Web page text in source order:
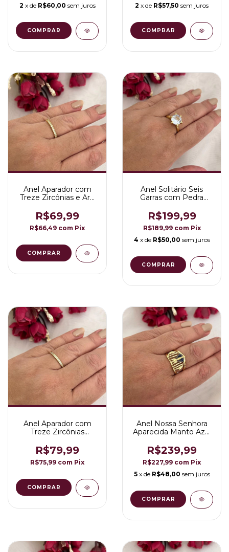
2 x de R$60,00 sem juros
COMPRAR
2 x de R$57,50 sem juros
COMPRAR
Anel Aparador com
Treze Zircônias e Aro
Ouro 18K
R$69,99
R$66,49 com Pix
COMPRAR
Anel Solitário Seis
Garras com Pedra
Ouro 18K
R$199,99
R$189,99 com Pix
4 x de R$50,00 sem juros
COMPRAR
Anel Aparador com
Treze Zircônias
em Ouro 18K
R$79,99
R$75,99 com Pix
COMPRAR
Anel Nossa Senhora
Aparecida Manto Azul
em Ouro 18K
R$239,99
R$227,99 com Pix
5 x de R$48,00 sem juros
COMPRAR